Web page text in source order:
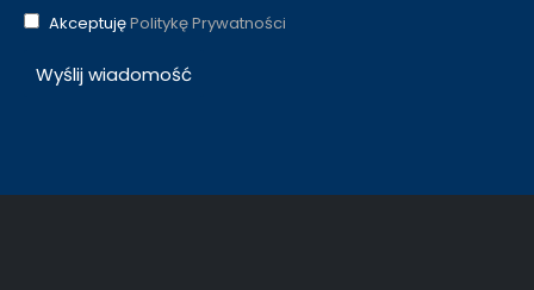
AkceptujęPolitykę Prywatności
Wyślij wiadomość